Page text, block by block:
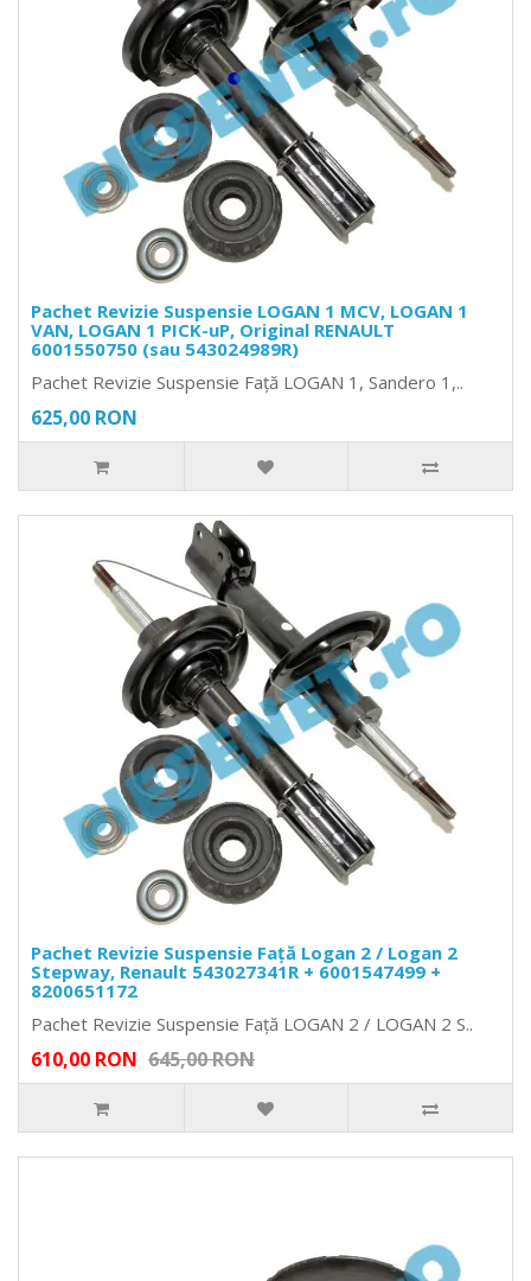
Pachet Revizie Suspensie LOGAN 1 MCV, LOGAN 1
VAN, LOGAN 1 PICK-uP, Original RENAULT
6001550750 (sau 543024989R)
Pachet Revizie Suspensie Față LOGAN 1, Sandero 1,..
625,00 RON
Pachet Revizie Suspensie Față Logan 2 / Logan 2
Stepway, Renault 543027341R + 6001547499 +
8200651172
Pachet Revizie Suspensie Față LOGAN 2 / LOGAN 2 S..
610,00 RON 645,00 RON